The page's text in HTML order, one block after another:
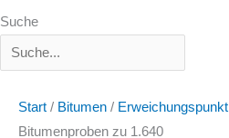
Suche
Start / Bitumen / Erweichungspunkt
Bitumenproben zu 1.640